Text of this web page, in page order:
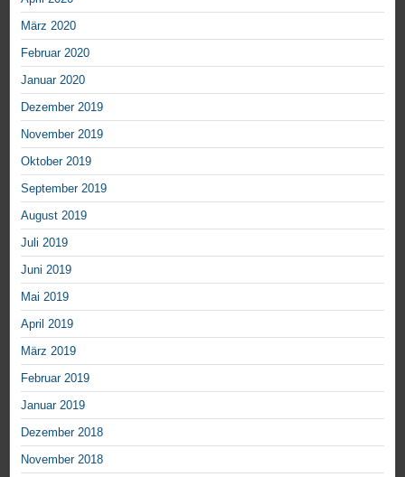
März 2020
Februar 2020
Januar 2020
Dezember 2019
November 2019
Oktober 2019
September 2019
August 2019
Juli 2019
Juni 2019
Mai 2019
April 2019
März 2019
Februar 2019
Januar 2019
Dezember 2018
November 2018